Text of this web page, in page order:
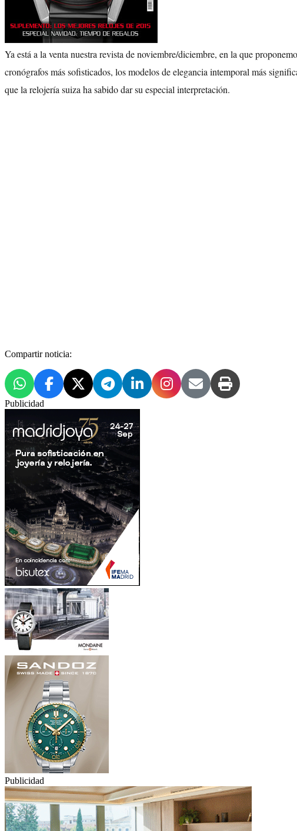
Ya está a la venta nuestra revista de noviembre/diciembre, en la que
cronógrafos más sofisticados, los modelos de elegancia intemporal más
que la relojería suiza ha sabido dar su especial interpretación.
Compartir noticia:
Publicidad
Publicidad